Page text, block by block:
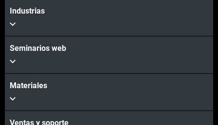
Industrias
Seminarios web
Materiales
Ventas y soporte